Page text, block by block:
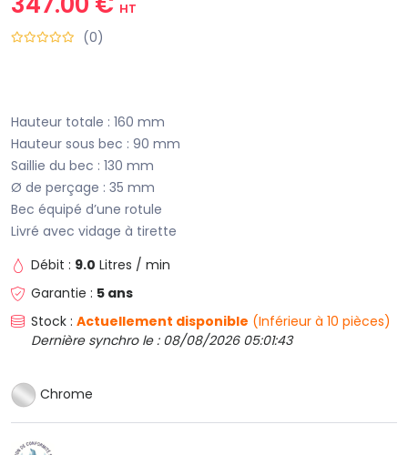
HT
(0)
Hauteur totale : 160 mm
Hauteur sous bec : 90 mm
Saillie du bec : 130 mm
Ø de perçage : 35 mm
Bec équipé d’une rotule
Livré avec vidage à tirette
Débit : 9.0 Litres / min
Garantie : 5 ans
Stock : Actuellement disponible (Inférieur à 10 pièces)
Dernière synchro le : 08/08/2026 05:01:43
Chrome